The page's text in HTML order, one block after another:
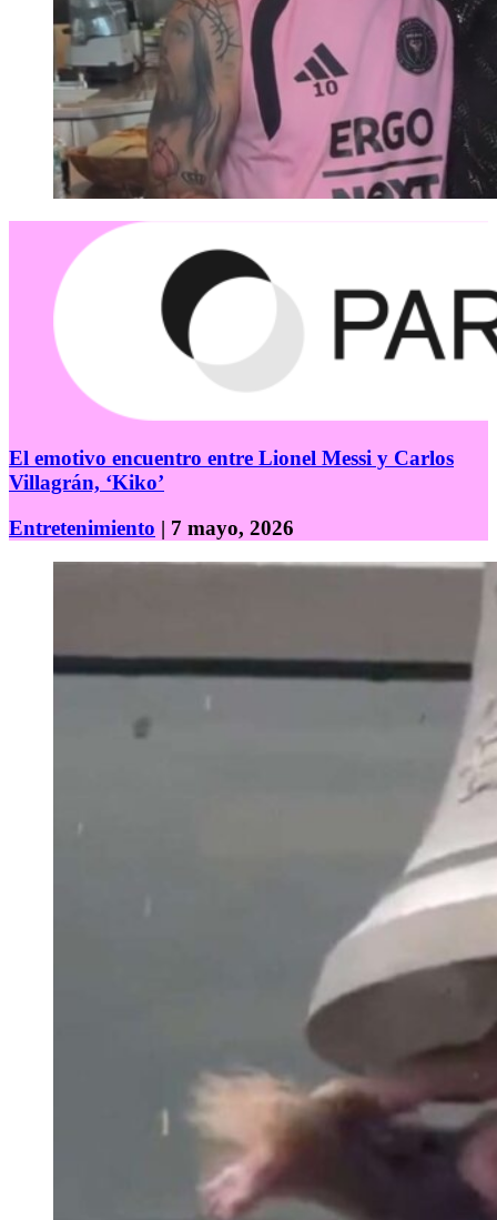
El emotivo encuentro entre Lionel Messi y Carlos
Villagrán, ‘Kiko’
Entretenimiento | 7 mayo, 2026